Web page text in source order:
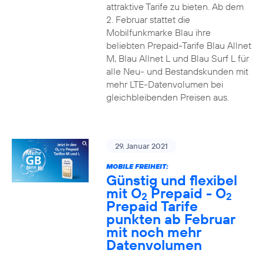
attraktive Tarife zu bieten. Ab dem
2. Februar stattet die
Mobilfunkmarke Blau ihre
beliebten Prepaid-Tarife Blau Allnet
M, Blau Allnet L und Blau Surf L für
alle Neu- und Bestandskunden mit
mehr LTE-Datenvolumen bei
gleichbleibenden Preisen aus.
29. Januar 2021
MOBILE FREIHEIT:
Günstig und flexibel
mit O2 Prepaid - O2
Prepaid Tarife
punkten ab Februar
mit noch mehr
Datenvolumen